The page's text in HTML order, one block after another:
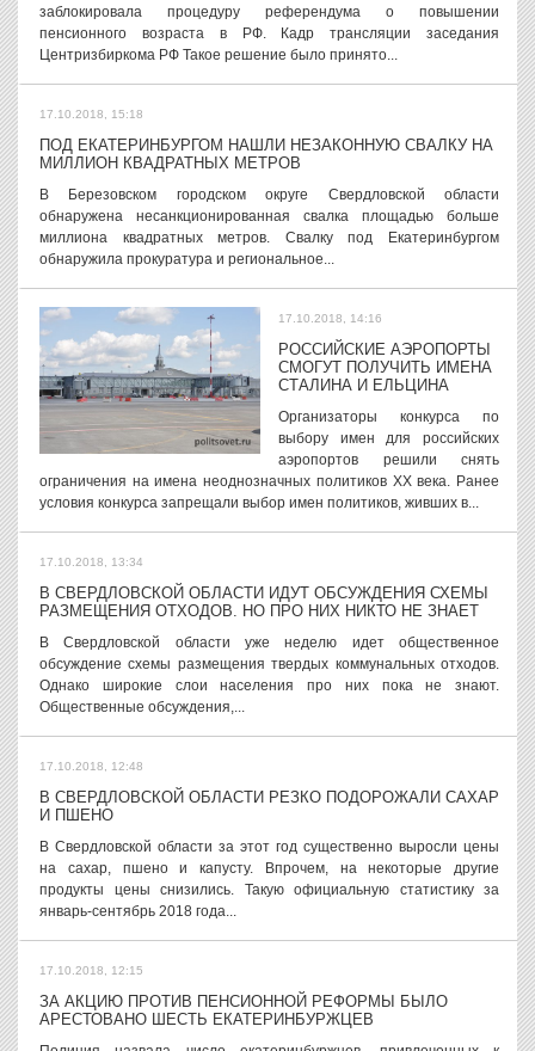
заблокировала процедуру референдума о повышении
пенсионного возраста в РФ. Кадр трансляции заседания
Центризбиркома РФ Такое решение было принято...
17.10.2018, 15:18
ПОД ЕКАТЕРИНБУРГОМ НАШЛИ НЕЗАКОННУЮ СВАЛКУ НА
МИЛЛИОН КВАДРАТНЫХ МЕТРОВ
В Березовском городском округе Свердловской области
обнаружена несанкционированная свалка площадью больше
миллиона квадратных метров. Свалку под Екатеринбургом
обнаружила прокуратура и региональное...
17.10.2018, 14:16
РОССИЙСКИЕ АЭРОПОРТЫ
СМОГУТ ПОЛУЧИТЬ ИМЕНА
СТАЛИНА И ЕЛЬЦИНА
Организаторы конкурса по
выбору имен для российских
аэропортов решили снять
ограничения на имена неоднозначных политиков XX века. Ранее
условия конкурса запрещали выбор имен политиков, живших в...
17.10.2018, 13:34
В СВЕРДЛОВСКОЙ ОБЛАСТИ ИДУТ ОБСУЖДЕНИЯ СХЕМЫ
РАЗМЕЩЕНИЯ ОТХОДОВ. НО ПРО НИХ НИКТО НЕ ЗНАЕТ
В Свердловской области уже неделю идет общественное
обсуждение схемы размещения твердых коммунальных отходов.
Однако широкие слои населения про них пока не знают.
Общественные обсуждения,...
17.10.2018, 12:48
В СВЕРДЛОВСКОЙ ОБЛАСТИ РЕЗКО ПОДОРОЖАЛИ САХАР
И ПШЕНО
В Свердловской области за этот год существенно выросли цены
на сахар, пшено и капусту. Впрочем, на некоторые другие
продукты цены снизились. Такую официальную статистику за
январь-сентябрь 2018 года...
17.10.2018, 12:15
ЗА АКЦИЮ ПРОТИВ ПЕНСИОННОЙ РЕФОРМЫ БЫЛО
АРЕСТОВАНО ШЕСТЬ ЕКАТЕРИНБУРЖЦЕВ